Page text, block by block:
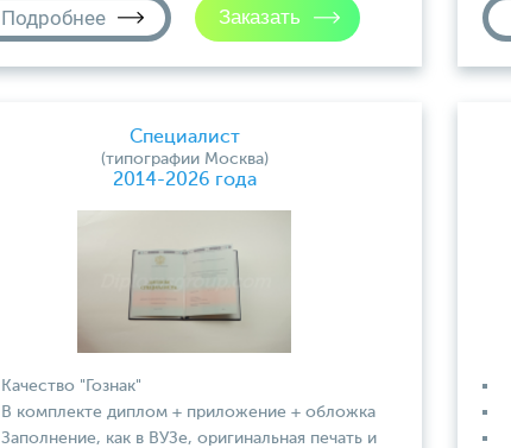
Подробнее
Специалист
(типографии Москва)
2014-2026 года
Качество "Гознак"
В комплекте диплом + приложение + обложка
Заполнение, как в ВУЗе, оригинальная печать и